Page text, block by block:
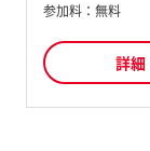
参加料： 無料
詳細